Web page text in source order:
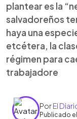
plantear es la
salvadoreños
haya una
etcétera, la
régimen para
trabajadore
PorEl
Publicado